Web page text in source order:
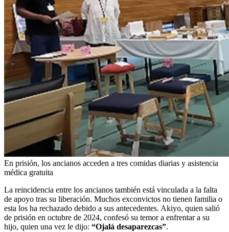
En prisión, los ancianos acceden a tres comidas diarias y asistencia
médica gratuita
La reincidencia entre los ancianos también está vinculada a la falta
de apoyo tras su liberación. Muchos exconvictos no tienen familia o
esta los ha rechazado debido a sus antecedentes. Akiyo, quien salió
de prisión en octubre de 2024, confesó su temor a enfrentar a su
hijo, quien una vez le dijo: “Ojalá desaparezcas”.